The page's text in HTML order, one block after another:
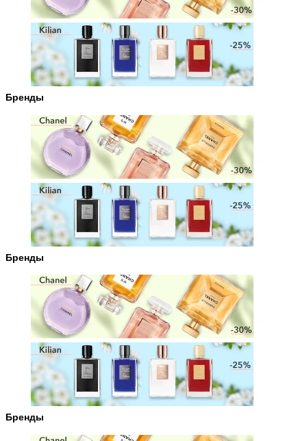
Бренды
Бренды
Бренды